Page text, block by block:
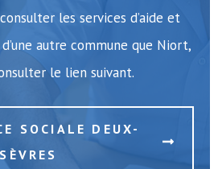
les services d’aide et
d’une autre commune que Niort,
le lien suivant.
SOCIALE DEUX-
SÈVRES